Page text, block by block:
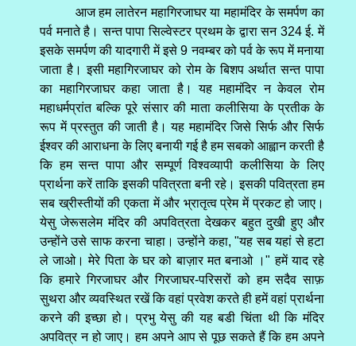
आज हम लातेरन महागिरजाघर या महामंदिर के समर्पण का
पर्व मनाते है। सन्त पापा सिल्वेस्टर प्रथम के द्वारा सन 324 ई. में
इसके समर्पण की यादगारी में इसे 9 नवम्बर को पर्व के रूप में मनाया
जाता है। इसी महागिरजाघर को रोम के बिशप अर्थात सन्त पापा
का महागिरजाघर कहा जाता है। यह महामंदिर न केवल रोम
महाधर्मप्रांत बल्कि पूरे संसार की माता कलीसिया के प्रतीक के
रूप में प्रस्तुत की जाती है। यह महामंदिर जिसे सिर्फ और सिर्फ
ईश्वर की आराधना के लिए बनायी गई है हम सबको आह्वान करती है
कि हम सन्त पापा और सम्पूर्ण विश्वव्यापी कलीसिया के लिए
प्रार्थना करें ताकि इसकी पवित्रता बनी रहे। इसकी पवित्रता हम
सब ख्रीस्तीयों की एकता में और भ्रातृत्व प्रेम में प्रकट हो जाए।
येसु जेरूसलेम मंदिर की अपवित्रता देखकर बहुत दुखी हुए और
उन्होंने उसे साफ करना चाहा। उन्होंने कहा, "यह सब यहां से हटा
ले जाओ। मेरे पिता के घर को बाज़ार मत बनाओ ।" हमें याद रहे
कि हमारे गिरजाघर और गिरजाघर-परिसरों को हम सदैव साफ़
सुथरा और व्यवस्थित रखें कि वहां प्रवेश करते ही हमें वहां प्रार्थना
करने की इच्छा हो। प्रभु येसु की यह बडी चिंता थी कि मंदिर
अपवित्र न हो जाए। हम अपने आप से पूछ सकते हैं कि हम अपने